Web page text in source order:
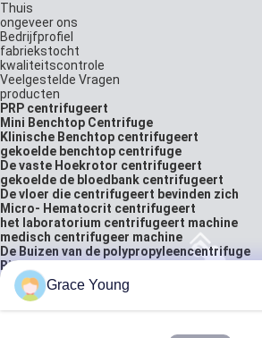
Thuis
ongeveer ons
Bedrijfprofiel
fabriekstocht
kwaliteitscontrole
Veelgestelde Vragen
producten
PRP centrifugeert
Mini Benchtop Centrifuge
Klinische Benchtop centrifugeert
gekoelde benchtop centrifuge
De vaste Hoekrotor centrifugeert
gekoelde de bloedbank centrifugeert
De vloer die centrifugeert bevinden zich
Micro- Hematocrit centrifugeert
het laboratorium centrifugeert machine
medisch centrifugeer machine
De Buizen van de polypropyleencentrifuge
Biologisch Laboratoriummateriaal
Bloedzakbuisverzegelaar
laboratorium analytische balans
oplossingen
Grace Young